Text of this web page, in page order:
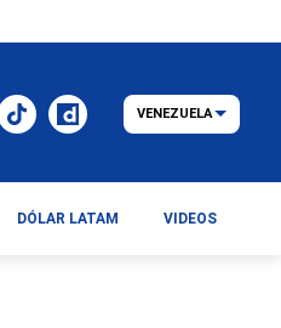
VENEZUELA
DÓLAR LATAM VIDEOS